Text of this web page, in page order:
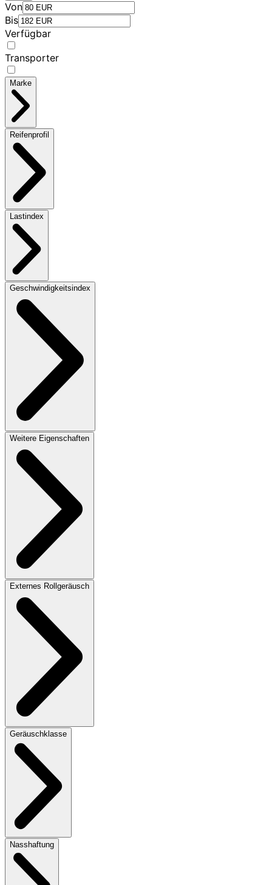
Von
Bis
Verfügbar
Transporter
Marke
Reifenprofil
Lastindex
Geschwindigkeitsindex
Weitere Eigenschaften
Externes Rollgeräusch
Geräuschklasse
Nasshaftung